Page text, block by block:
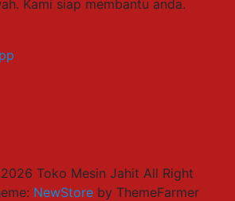
Kami siap membantu anda.
Toko Mesin Jahit All Right
NewStoreby ThemeFarmer